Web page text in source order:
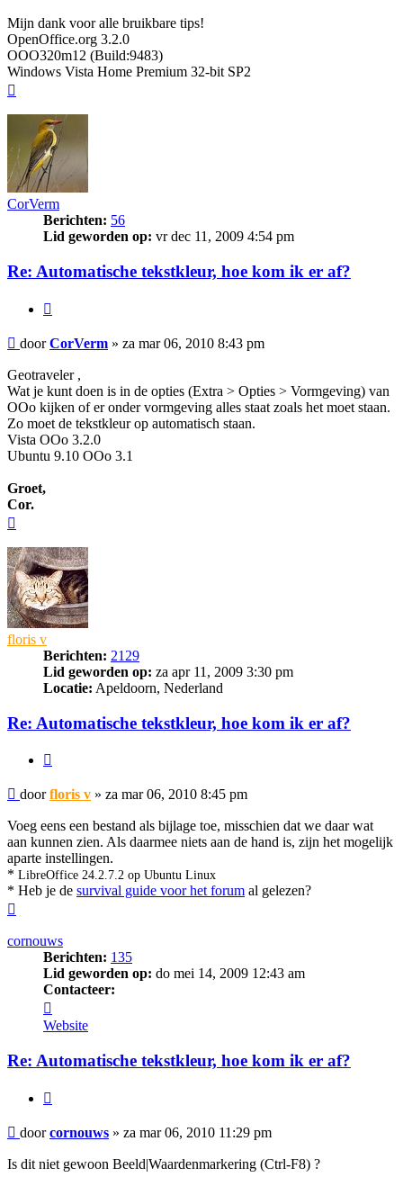
Mijn dank voor alle bruikbare tips!
OpenOffice.org 3.2.0
OOO320m12 (Build:9483)
Windows Vista Home Premium 32-bit SP2
CorVerm
Berichten: 56
Lid geworden op: vr dec 11, 2009 4:54 pm
Re: Automatische tekstkleur, hoe kom ik er af?
Bericht
doorCorVerm » za mar 06, 2010 8:43 pm
Geotraveler ,
Wat je kunt doen is in de opties (Extra > Opties > Vormgeving) van
OOo kijken of er onder vormgeving alles staat zoals het moet staan.
Zo moet de tekstkleur op automatisch staan.
Vista OOo 3.2.0
Ubuntu 9.10 OOo 3.1
Groet,
Cor.
floris v
Berichten: 2129
Lid geworden op: za apr 11, 2009 3:30 pm
Locatie: Apeldoorn, Nederland
Re: Automatische tekstkleur, hoe kom ik er af?
Bericht
doorfloris v » za mar 06, 2010 8:45 pm
Voeg eens een bestand als bijlage toe, misschien dat we daar wat
aan kunnen zien. Als daarmee niets aan de hand is, zijn het mogelijk
aparte instellingen.
* LibreOffice 24.2.7.2 op Ubuntu Linux
* Heb je de survival guide voor het forum al gelezen?
cornouws
Berichten: 135
Lid geworden op: do mei 14, 2009 12:43 am
Contacteer:
cornouws
Website
Re: Automatische tekstkleur, hoe kom ik er af?
Bericht
doorcornouws » za mar 06, 2010 11:29 pm
Is dit niet gewoon Beeld|Waardenmarkering (Ctrl-F8) ?